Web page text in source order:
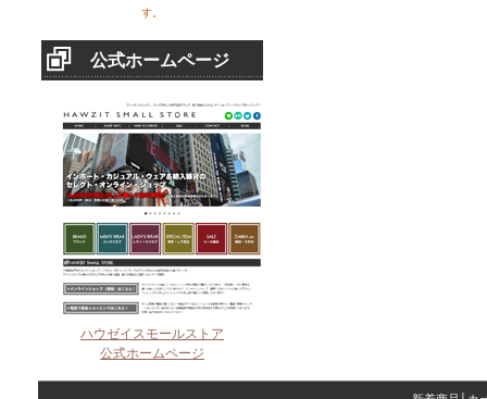
す。
公式ホームページ
ハウゼイスモールストア
公式ホームページ